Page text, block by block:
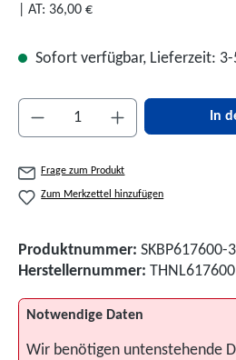
| AT: 36,00 €
Sofort verfügbar, Lieferzeit: 3-
Produkt Anzahl: Gib denIn
Frage zum Produkt
Zum Merkzettel hinzufügen
Produktnummer: SKBP617600-
Herstellernummer: THNL617600
Notwendige Daten
Wir benötigen untenstehende